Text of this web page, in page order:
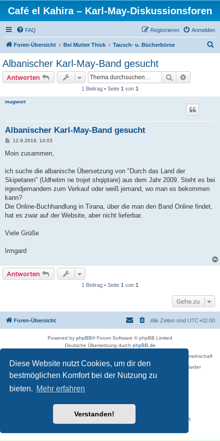
Diese Website nutzt Cookies, um dir den
bestmöglichen Komfort bei der Nutzung zu
bieten. Mehr erfahren
Verstanden!
Café el Kahira – Karl-May-Diskussionsforen
FAQ Anmelden
Registrieren
Foren-Übersicht Bei Mutter Thick Tausch- u. Bücherbörse
Albanischer Karl-May-Band gesucht
Antworten Suche
1 Beitrag • Seite 1 von 1
mugwort
Albanischer Karl-May-Band gesucht
B
i
a
12.9.2019, 14:03
Moin zusammen,
ich suche die albanische Übersetzung von "Durch das Land der
Skipetaren" (Udhetim ne trojet shqiptare) aus dem Jahr 2009. Steht es bei
irgendjemandem zum Verkauf oder weiß jemand, wo man es bekommen
kann?
Die Online-Buchhandlung in Tirana, über die man den Band Online findet,
hat es zwar auf der Website, aber nicht lieferbar.
Viele Grüße
Irmgard
Antworten
1 Beitrag • Seite 1 von 1
Gehe zu
Foren-Übersicht Alle Zeiten sind UTC+02:00
Powered by phpBB® Forum Software © phpBB Limited
Deutsche Übersetzung durch phpBB.de
Betreiber des Forums für die Karl-May-Vereinigung – Arbeits- und Forschungsgemeinschaft
›Karl May‹ in Sachsen,
in Zusammenarbeit mit der Karl-May-Stiftung Radebeul bei Dresden: Ralf Harder
Impressum
Reisen zu Karl May – Leben · Werk · Erinnerungsstätten